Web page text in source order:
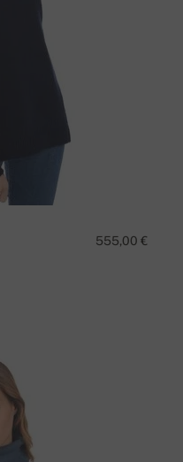
555,00 €